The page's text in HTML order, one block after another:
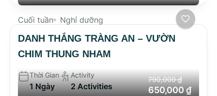
Cuối tuần Nghỉ dưỡng
DANH THẮNG TRÀNG AN – VƯỜN
CHIM THUNG NHAM
Thời Gian
1 Ngày
Activity
2 Activities
790,000 ₫
650,000 ₫